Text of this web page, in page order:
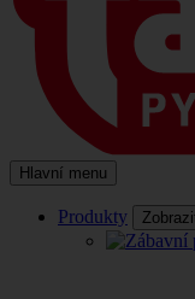
Hlavní menu
Produkty